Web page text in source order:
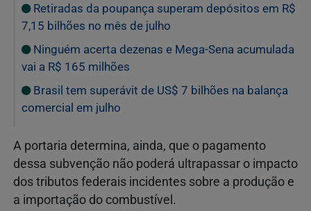
Retiradas da poupança superam depósitos em R$
7,15 bilhões no mês de julho
Ninguém acerta dezenas e Mega-Sena acumulada
vai a R$ 165 milhões
Brasil tem superávit de US$ 7 bilhões na balança
comercial em julho
A portaria determina, ainda, que o pagamento
dessa subvenção não poderá ultrapassar o impacto
dos tributos federais incidentes sobre a produção e
a importação do combustível.